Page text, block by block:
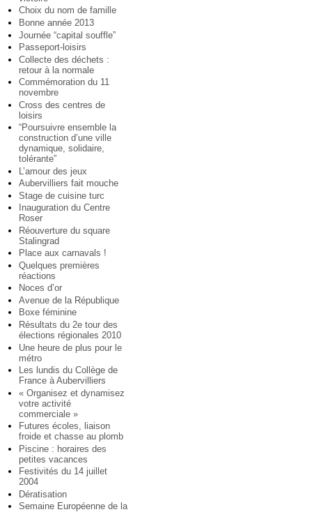
Choix du nom de famille
Bonne année 2013
Journée “capital souffle”
Passeport-loisirs
Collecte des déchets :
retour à la normale
Commémoration du 11
novembre
Cross des centres de
loisirs
“Poursuivre ensemble la
construction d’une ville
dynamique, solidaire,
tolérante”
L’amour des jeux
Aubervilliers fait mouche
Stage de cuisine turc
Inauguration du Centre
Roser
Réouverture du square
Stalingrad
Place aux carnavals !
Quelques premières
réactions
Noces d’or
Avenue de la République
Boxe féminine
Résultats du 2e tour des
élections régionales 2010
Une heure de plus pour le
métro
Les lundis du Collège de
France à Aubervilliers
« Organisez et dynamisez
votre activité
commerciale »
Futures écoles, liaison
froide et chasse au plomb
Piscine : horaires des
petites vacances
Festivités du 14 juillet
2004
Dératisation
Semaine Européenne de la